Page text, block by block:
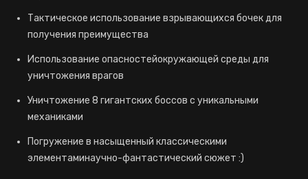
Тактическое использование взрывающихся бочек для
получения преимущества
Использование опасностейокружающей среды для
уничтожения врагов
Уничтожение 8 гигантских боссов с уникальными
механиками
Погружение в насыщенный классическими
элементаминаучно-фантастический сюжет :)